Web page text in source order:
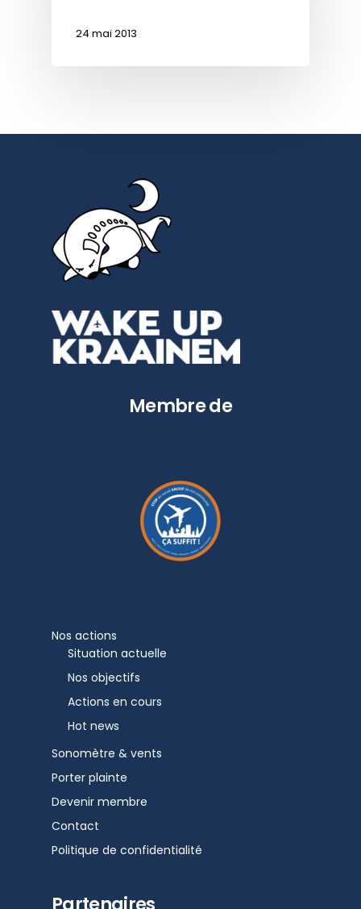
24 mai 2013
Membre de
Nos actions
Situation actuelle
Nos objectifs
Actions en cours
Hot news
Sonomètre & vents
Porter plainte
Devenir membre
Contact
Politique de confidentialité